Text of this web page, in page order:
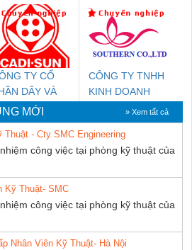
THANH
TY CỔ
DÂY VÀ
ĐIỆN
ĐÌNH
CÔNG TY TNHH
KINH DOANH
DỊCH VỤ XNK
PHƯƠNG NAM
MỚI » Xem tất cả
Thuật - Cty SMC Engineering
công việc tại phòng kỹ thuật của
Kỹ Thuật- SMC
công việc tại phòng kỹ thuật của
Nhân Viên Kỹ Thuật- Hà Nội